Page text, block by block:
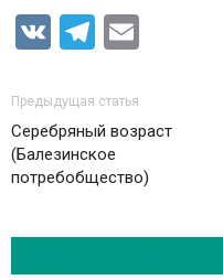
VK Telegram
Предыдущая статья
Серебряный возраст
(Балезинское
потребобщество)